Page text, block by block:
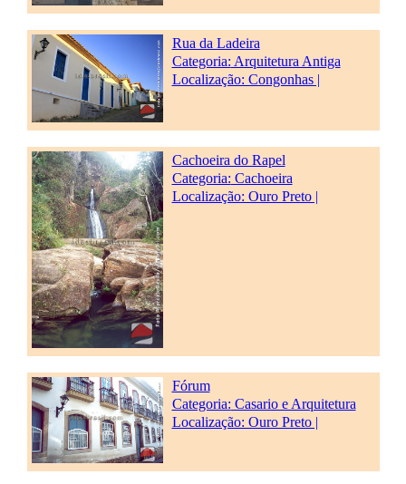
Rua da Ladeira
Categoria: Arquitetura Antiga
Localização: Congonhas |
Cachoeira do Rapel
Categoria: Cachoeira
Localização: Ouro Preto |
Fórum
Categoria: Casario e Arquitetura
Localização: Ouro Preto |